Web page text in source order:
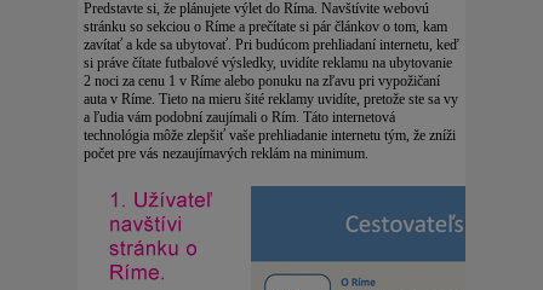
Predstavte si, že plánujete výlet do Ríma. Navštívite webovú
stránku so sekciou o Ríme a prečítate si pár článkov o tom, kam
zavítať a kde sa ubytovať. Pri budúcom prehliadaní internetu, keď
si práve čítate futbalové výsledky, uvidíte reklamu na ubytovanie
2 noci za cenu 1 v Ríme alebo ponuku na zľavu pri vypožičaní
auta v Ríme. Tieto na mieru šité reklamy uvidíte, pretože ste sa vy
a ľudia vám podobní zaujímali o Rím. Táto internetová
technológia môže zlepšiť vaše prehliadanie internetu tým, že zníži
počet pre vás nezaujímavých reklám na minimum.